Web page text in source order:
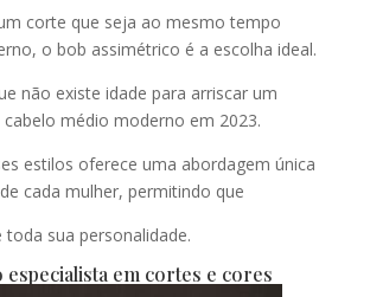
corte que seja ao mesmo tempo
o bob assimétrico é a escolha ideal.
não existe idade para arriscar um
médio moderno em 2023.
estilos oferece uma abordagem única
cada mulher, permitindo que
toda sua personalidade.
em cortes e cores